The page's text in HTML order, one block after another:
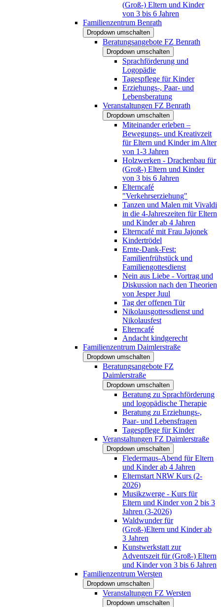
(Groß-) Eltern und Kinder
von 3 bis 6 Jahren
Familienzentrum Benrath
Dropdown umschalten
Beratungsangebote FZ Benrath
Dropdown umschalten
Sprachförderung und
Logopädie
Tagespflege für Kinder
Erziehungs-, Paar- und
Lebensberatung
Veranstaltungen FZ Benrath
Dropdown umschalten
Miteinander erleben –
Bewegungs- und Kreativzeit
für Eltern und Kinder im Alter
von 1-3 Jahren
Holzwerken - Drachenbau für
(Groß-) Eltern und Kinder
von 3 bis 6 Jahren
Elterncafé
"Verkehrserziehung"
Tanzen und Malen mit Vivaldi
in die 4-Jahreszeiten für Eltern
und Kinder ab 4 Jahren
Elterncafé mit Frau Jajonek
Kindertrödel
Ernte-Dank-Fest:
Familienfrühstück und
Familiengottesdienst
Nein aus Liebe - Vortrag und
Diskussion nach den Theorien
von Jesper Juul
Tag der offenen Tür
Nikolausgottessdienst und
Nikolausfest
Elterncafé
Andacht kindgerecht
Familienzentrum Daimlerstraße
Dropdown umschalten
Beratungsangebote FZ
Daimlerstraße
Dropdown umschalten
Beratung zu Sprachförderung
und logopädische Therapie
Beratung zu Erziehungs-,
Paar- und Lebensfragen
Tagespflege für Kinder
Veranstaltungen FZ Daimlerstraße
Dropdown umschalten
Fledermaus-Abend für Eltern
und Kinder ab 4 Jahren
Elternstart NRW Kurs (2-
2026)
Musikzwerge - Kurs für
Eltern und Kinder von 2 bis 3
Jahren (3-2026)
Waldwunder für
(Groß-)Eltern und Kinder ab
3 Jahren
Kunstwerkstatt zur
Adventszeit für (Groß-) Eltern
und Kinder von 3 bis 6 Jahren
Familienzentrum Wersten
Dropdown umschalten
Veranstaltungen FZ Wersten
Dropdown umschalten